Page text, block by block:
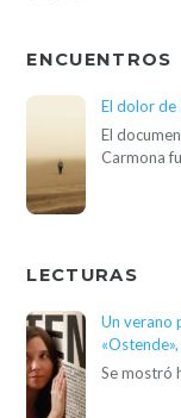
ENCUENTROS
El dolor de
El
Carmona
LECTURAS
Un verano
Se mostró